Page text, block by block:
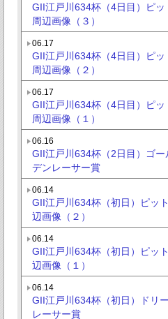
GII江戸川634杯（4日目）ピッ
周辺画像（３）
06.17
GII江戸川634杯（4日目）ピッ
周辺画像（２）
06.17
GII江戸川634杯（4日目）ピッ
周辺画像（１）
06.16
GII江戸川634杯（2日目）ゴー
デンレーサー賞
06.14
GII江戸川634杯（初日）ピッ
辺画像（２）
06.14
GII江戸川634杯（初日）ピッ
辺画像（１）
06.14
GII江戸川634杯（初日）ドリ
レーサー賞